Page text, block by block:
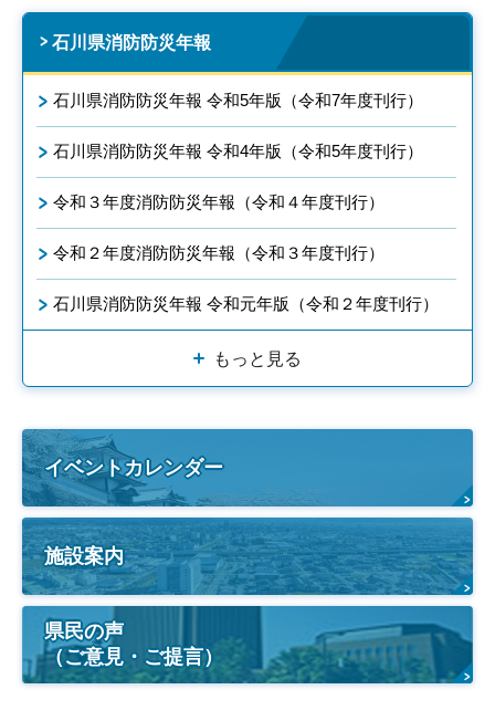
石川県消防防災年報
石川県消防防災年報 令和5年版（令和7年度刊行）
石川県消防防災年報 令和4年版（令和5年度刊行）
令和３年度消防防災年報（令和４年度刊行）
令和２年度消防防災年報（令和３年度刊行）
石川県消防防災年報 令和元年版（令和２年度刊行）
もっと見る
イベントカレンダー
施設案内
県民の声
（ご意見・ご提言）